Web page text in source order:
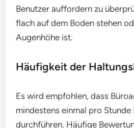
Benutzer auffordern zu
flach auf dem Boden stehen
Augenhöhe ist.
Häufigkeit der
Es wird empfohlen, dass
mindestens einmal pro
durchführen. Häufige